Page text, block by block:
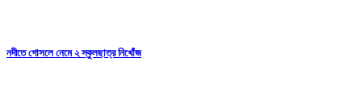
নদীতে গোসলে নেমে ২ স্কুলছাত্র নিখোঁজ